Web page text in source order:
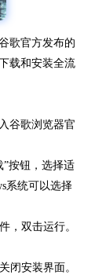
歌官方发布的
载和安装全流
谷歌浏览器官
按钮，选择适
系统可以选择
，双击运行。
闭安装界面。